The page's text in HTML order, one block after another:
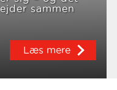
sammen
Læs mere